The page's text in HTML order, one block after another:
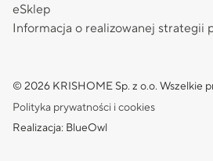
eSklep
Informacja o realizowanej strategii
© 2026 KRISHOME Sp. z o.o. Wszelkie
Polityka prywatności i cookies
Realizacja: BlueOwl